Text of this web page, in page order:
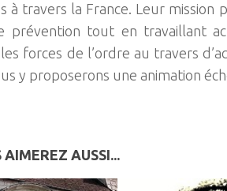
à travers la France. Leur
prévention tout en travaillant
forces de l’ordre au travers
y proposerons une animation
AIMEREZ AUSSI...